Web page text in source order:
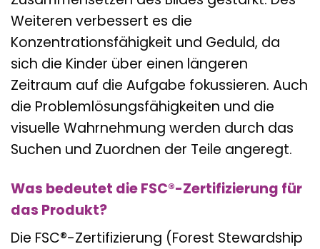
Weiteren verbessert es die
Konzentrationsfähigkeit und Geduld, da
sich die Kinder über einen längeren
Zeitraum auf die Aufgabe fokussieren. Auch
die Problemlösungsfähigkeiten und die
visuelle Wahrnehmung werden durch das
Suchen und Zuordnen der Teile angeregt.
Was bedeutet die FSC®-Zertifizierung für
das Produkt?
Die FSC®-Zertifizierung (Forest Stewardship